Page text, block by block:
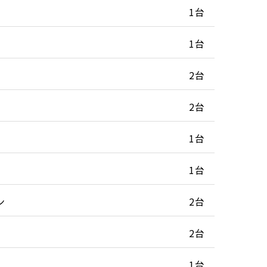
1台
1台
2台
2台
1台
1台
2台
2台